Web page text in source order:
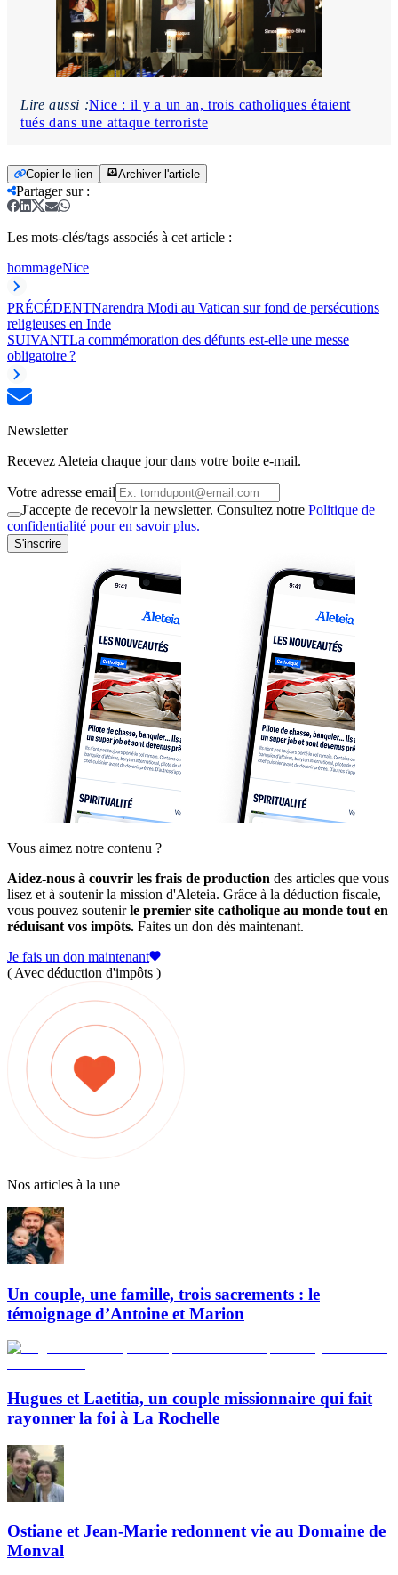
Lire aussi :Nice : il y a un an, trois catholiques étaient
tués dans une attaque terroriste
Copier le lien Archiver l'article
Partager sur:
Les mots-clés/tags associés à cet article :
hommageNice
PRÉCÉDENTNarendra Modi au Vatican sur fond de persécutions
religieuses en Inde
SUIVANTLa commémoration des défunts est-elle une messe
obligatoire ?
Newsletter
Recevez Aleteia chaque jour dans votre boite e-mail.
Votre adresse email
J'accepte de recevoir la newsletter. Consultez notre Politique de
confidentialité pour en savoir plus.
S'inscrire
Vous aimez notre contenu ?
Aidez-nous à couvrir les frais de production des articles que vous
lisez et à soutenir la mission d'Aleteia. Grâce à la déduction fiscale,
vous pouvez soutenirle premier site catholique au monde tout en
réduisant vos impôts. Faites un don dès maintenant.
Je fais un don maintenant
( Avec déduction d'impôts )
Nos articles à la une
Un couple, une famille, trois sacrements : le
témoignage d’Antoine et Marion
Hugues et Laetitia, un couple missionnaire qui fait
rayonner la foi à La Rochelle
Ostiane et Jean-Marie redonnent vie au Domaine de
Monval